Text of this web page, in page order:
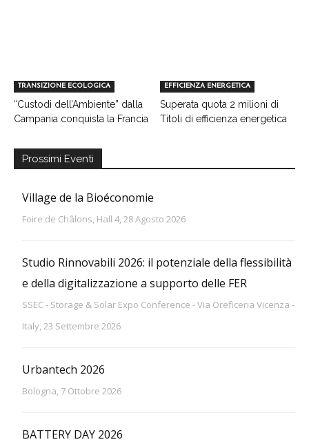
TRANSIZIONE ECOLOGICA
“Custodi dell’Ambiente” dalla
Campania conquista la Francia
EFFICIENZA ENERGETICA
Superata quota 2 milioni di
Titoli di efficienza energetica
Prossimi Eventi
Village de la Bioéconomie
Foire de Châlons, Hall 4, 28 Agosto 2026
Studio Rinnovabili 2026: il potenziale della flessibilità
e della digitalizzazione a supporto delle FER
SSEC - Storage & Solar Expo Conference - Via Oreficeria Vicenza -
Italy, 23 Settembre 2026
Urbantech 2026
Bologna, 7 Ottobre 2026
BATTERY DAY 2026